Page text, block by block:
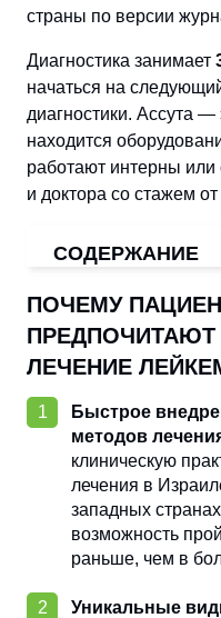
страны по версии
Диагностика занимает
начаться на
диагностики. Ассута —
находится
работают интерны
и доктора со стажем от
СОДЕРЖАНИЕ
ПОЧЕМУ
ПРЕДПОЧИТАЮТ
ЛЕЧЕНИЕ
Быстрое
методов
клиническую
лечения в
западных
возможность
раньше, чем в
Уникальные